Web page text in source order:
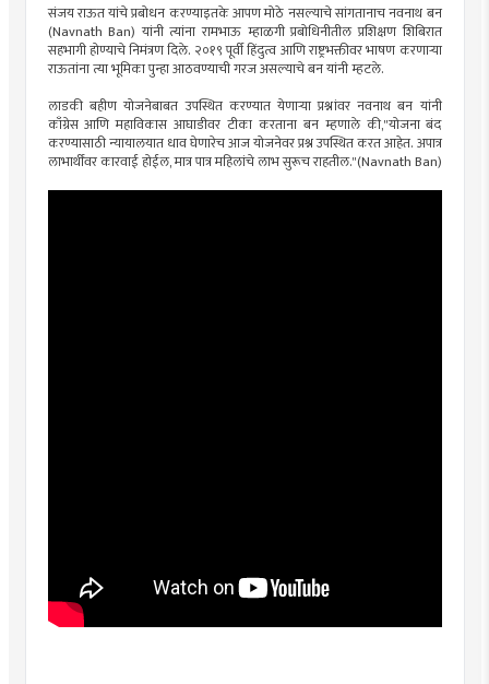
संजय राऊत यांचे प्रबोधन करण्याइतके आपण मोठे नसल्याचे सांगतानाच नवनाथ बन
(Navnath Ban) यांनी त्यांना रामभाऊ म्हाळगी प्रबोधिनीतील प्रशिक्षण शिबिरात
सहभागी होण्याचे निमंत्रण दिले. २०१९ पूर्वी हिंदुत्व आणि राष्ट्रभक्तीवर भाषण करणाऱ्या
राऊतांना त्या भूमिका पुन्हा आठवण्याची गरज असल्याचे बन यांनी म्हटले.
लाडकी बहीण योजनेबाबत उपस्थित करण्यात येणाऱ्या प्रश्नांवर नवनाथ बन यांनी
काँग्रेस आणि महाविकास आघाडीवर टीका करताना बन म्हणाले की,"योजना बंद
करण्यासाठी न्यायालयात धाव घेणारेच आज योजनेवर प्रश्न उपस्थित करत आहेत. अपात्र
लाभार्थींवर कारवाई होईल, मात्र पात्र महिलांचे लाभ सुरूच राहतील."(Navnath Ban)